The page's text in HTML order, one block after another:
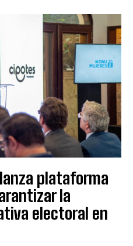
plataforma
la
electoral en